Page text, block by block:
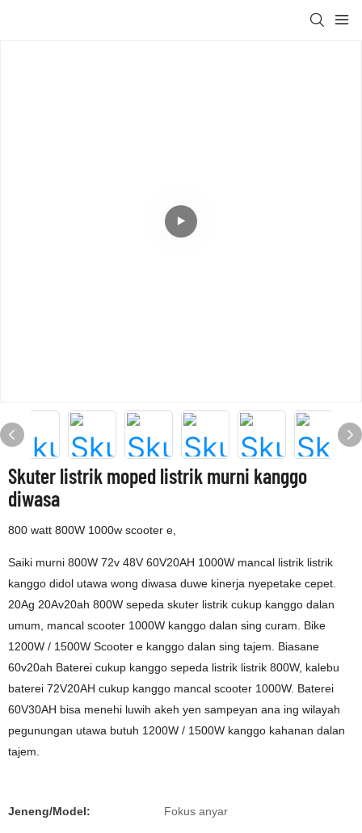
Skuter listrik moped listrik murni kanggo
diwasa
800 watt 800W 1000w scooter e,
Saiki murni 800W 72v 48V 60V20AH 1000W mancal listrik listrik
kanggo didol utawa wong diwasa duwe kinerja nyepetake cepet.
20Ag 20Av20ah 800W sepeda skuter listrik cukup kanggo dalan
umum, mancal scooter 1000W kanggo dalan sing curam. Bike
1200W / 1500W Scooter e kanggo dalan sing tajem. Biasane
60v20ah Baterei cukup kanggo sepeda listrik listrik 800W, kalebu
baterei 72V20AH cukup kanggo mancal scooter 1000W. Baterei
60V30AH bisa menehi luwih akeh yen sampeyan ana ing wilayah
pegunungan utawa butuh 1200W / 1500W kanggo kahanan dalan
tajem.
Jeneng/Model: Fokus anyar